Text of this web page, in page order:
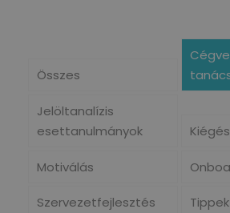
Összes
Jelöltanalízis
esettanulmányok
Motiválás
Szervezetfejlesztés
Tippek